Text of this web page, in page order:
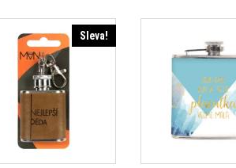
Sleva!